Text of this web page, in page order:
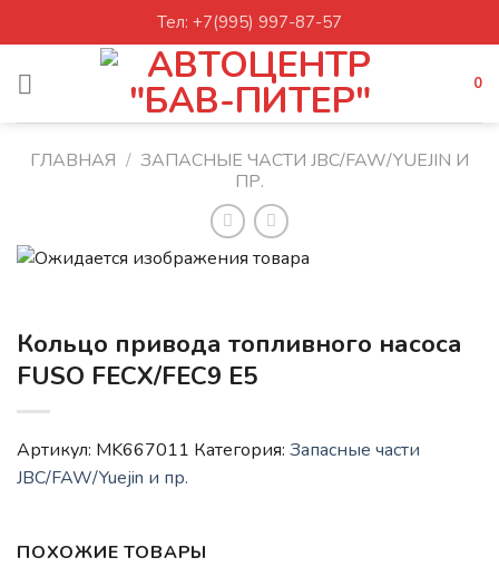
to
Тел: +7(995) 997-87-57
0
ГЛАВНАЯ / ЗАПАСНЫЕ ЧАСТИ JBC/FAW/YUEJIN И
ПР.
Кольцо привода топливного насоса
FUSO FECX/FEC9 E5
Артикул: MK667011 Категория: Запасные части
JBC/FAW/Yuejin и пр.
ПОХОЖИЕ ТОВАРЫ